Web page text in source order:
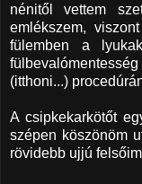
nénitől vettem
emlékszem,
fülemben a
(itthoni...)
A csipkekarkötőt
szépen köszönöm
rövidebb ujjú